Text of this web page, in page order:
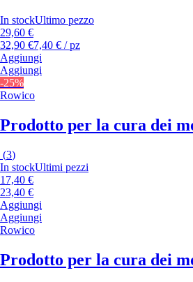
In stockUltimo pezzo
29,60 €
32,90 €7,40 € / pz
Aggiungi
Aggiungi
-25%
Rowico
Prodotto per la cura dei
(3)
In stockUltimi pezzi
17,40 €
23,40 €
Aggiungi
Aggiungi
Rowico
Prodotto per la cura dei